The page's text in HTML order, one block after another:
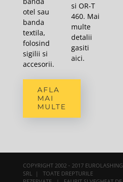
otel sau
banda
textila,
folosind
sigilii si
accesorii.
AFLA
MAI
MULTE
si OR-T
460. Mai
multe
detalii
gasiti
aici.
COPYRIGHT 2002 - 2017 EUROLASHING
SRL | TOATE DREPTURILE